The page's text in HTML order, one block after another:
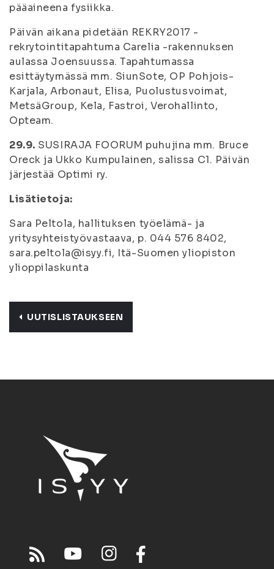
pääaineena fysiikka.
Päivän aikana pidetään REKRY2017 -
rekrytointitapahtuma Carelia -rakennuksen
aulassa Joensuussa. Tapahtumassa
esittäytymässä mm. SiunSote, OP Pohjois-
Karjala, Arbonaut, Elisa, Puolustusvoimat,
MetsäGroup, Kela, Fastroi, Verohallinto,
Opteam.
29.9. SUSIRAJA FOORUM puhujina mm. Bruce
Oreck ja Ukko Kumpulainen, salissa C1. Päivän
järjestää Optimi ry.
Lisätietoja:
Sara Peltola, hallituksen työelämä- ja
yritysyhteistyövastaava, p. 044 576 8402,
sara.peltola@isyy.fi, Itä-Suomen yliopiston
ylioppilaskunta
UUTISLISTAUKSEEN